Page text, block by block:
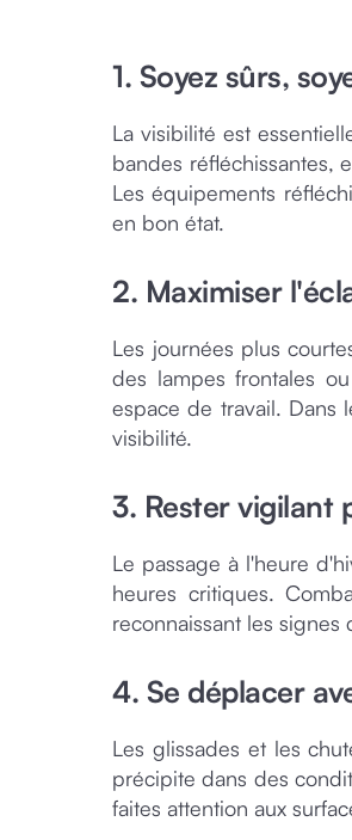
1. Soyez sûrs,
La visibilité est
bandes réfléchissantes,
Les équipements
en bon état.
2. Maximiser
Les journées plus
des lampes frontales
espace de travail. Dans
visibilité.
3. Rester vigilant
Le passage à l'heure
heures critiques.
reconnaissant les
4. Se déplacer
Les glissades et les
précipite dans des
faites attention aux